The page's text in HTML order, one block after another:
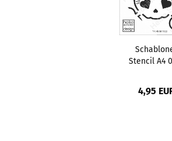
Stencil A4
4,95